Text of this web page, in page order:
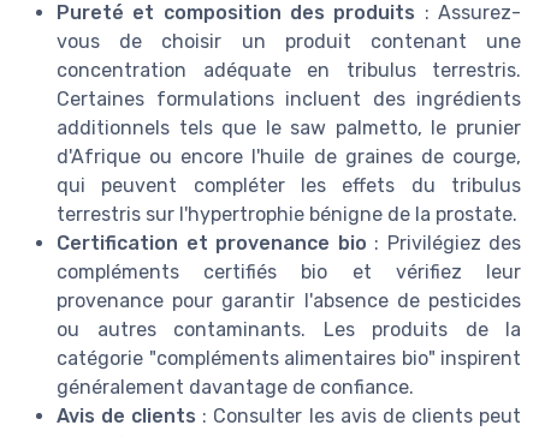
Pureté et composition des produits : Assurez-
vous de choisir un produit contenant une
concentration adéquate en tribulus terrestris.
Certaines formulations incluent des ingrédients
additionnels tels que le saw palmetto, le prunier
d'Afrique ou encore l'huile de graines de courge,
qui peuvent compléter les effets du tribulus
terrestris sur l'hypertrophie bénigne de la prostate.
Certification et provenance bio : Privilégiez des
compléments certifiés bio et vérifiez leur
provenance pour garantir l'absence de pesticides
ou autres contaminants. Les produits de la
catégorie "compléments alimentaires bio" inspirent
généralement davantage de confiance.
Avis de clients : Consulter les avis de clients peut